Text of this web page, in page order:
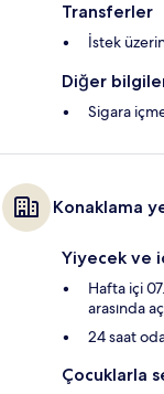
Transferler
İstek
Diğer
Sigara
Konaklama
Yiyecek ve
Hafta içi
arasında
24 saat
Çocuklarla